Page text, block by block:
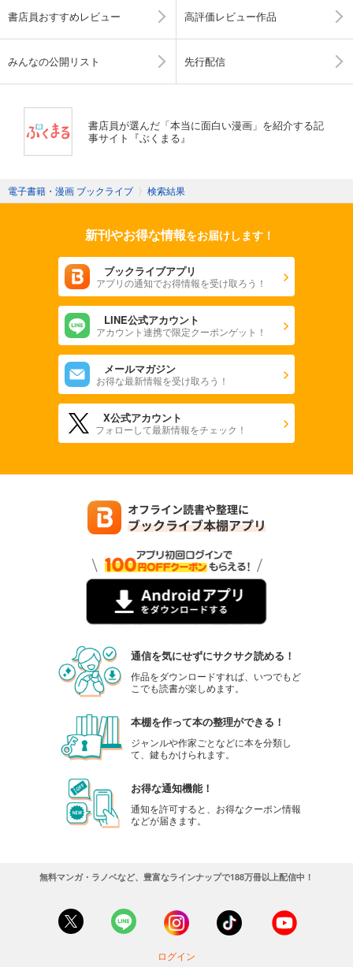
書店員おすすめレビュー 高評価レビュー作品
みんなの公開リスト 先行配信
書店員が選んだ「本当に面白い漫画」を紹介する記
事サイト『ぶくまる』
電子書籍・漫画 ブックライブ 〉 検索結果
新刊やお得な情報をお届けします！
ブックライブアプリ
アプリの通知でお得情報を受け取ろう！
LINE公式アカウント
アカウント連携で限定クーポンゲット！
メールマガジン
お得な最新情報を受け取ろう！
X公式アカウント
フォローして最新情報をチェック！
通信を気にせずにサクサク読める！
作品をダウンロードすれば、いつでもど
こでも読書が楽しめます。
本棚を作って本の整理ができる！
ジャンルや作家ごとなどに本を分類し
て、鍵もかけられます。
お得な通知機能！
通知を許可すると、お得なクーポン情報
などが届きます。
無料マンガ・ラノベなど、豊富なラインナップで188万冊以上配信中！
ログイン